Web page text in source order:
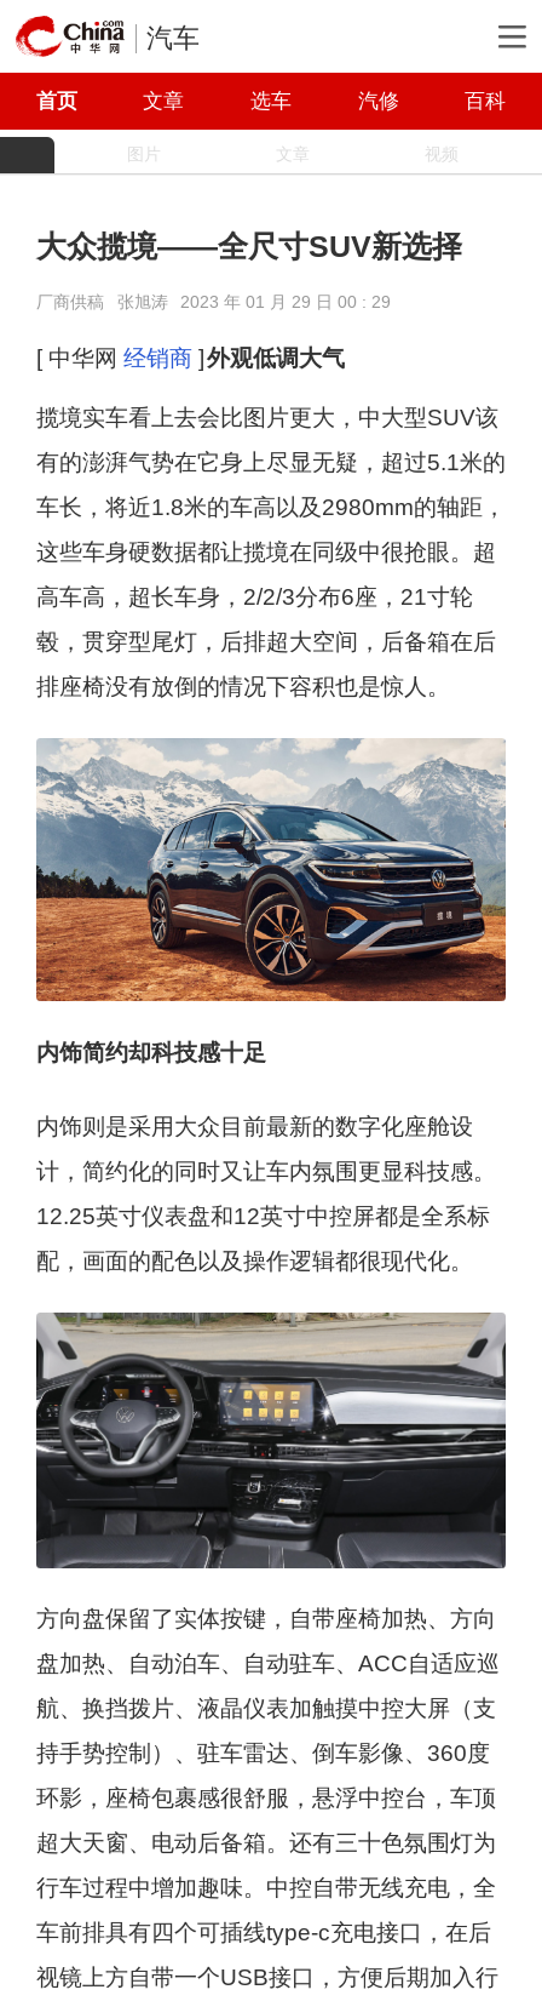
汽车
首页 文章 选车 汽修 百科
图片 文章 视频
大众揽境——全尺寸SUV新选择
厂商供稿 张旭涛 2023 年 01 月 29 日 00 : 29
[ 中华网 经销商] 外观低调大气
揽境实车看上去会比图片更大，中大型SUV该
有的澎湃气势在它身上尽显无疑，超过5.1米的
车长，将近1.8米的车高以及2980mm的轴距，
这些车身硬数据都让揽境在同级中很抢眼。超
高车高，超长车身，2/2/3分布6座，21寸轮
毂，贯穿型尾灯，后排超大空间，后备箱在后
排座椅没有放倒的情况下容积也是惊人。
内饰简约却科技感十足
内饰则是采用大众目前最新的数字化座舱设
计，简约化的同时又让车内氛围更显科技感。
12.25英寸仪表盘和12英寸中控屏都是全系标
配，画面的配色以及操作逻辑都很现代化。
方向盘保留了实体按键，自带座椅加热、方向
盘加热、自动泊车、自动驻车、ACC自适应巡
航、换挡拨片、液晶仪表加触摸中控大屏（支
持手势控制）、驻车雷达、倒车影像、360度
环影，座椅包裹感很舒服，悬浮中控台，车顶
超大天窗、电动后备箱。还有三十色氛围灯为
行车过程中增加趣味。中控自带无线充电，全
车前排具有四个可插线type-c充电接口，在后
视镜上方自带一个USB接口，方便后期加入行